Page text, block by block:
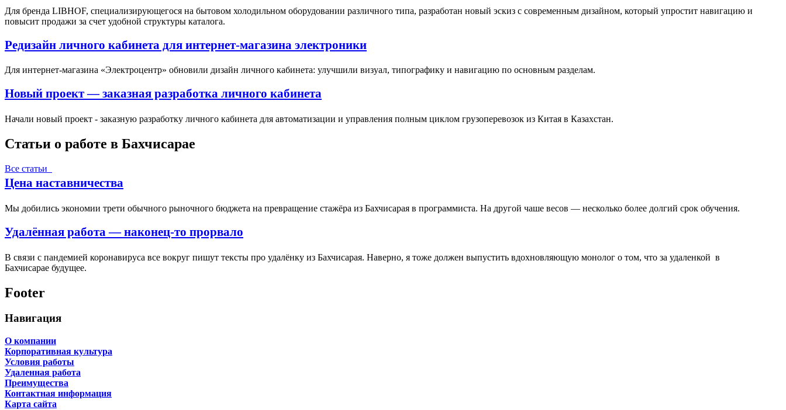
Для бренда LIBHOF, специализирующегося на бытовом холодильном оборудовании различного типа, разработан новый эскиз с современным дизайном, который упростит навигацию и
повысит продажи за счет удобной структуры каталога.
Редизайн личного кабинета для интернет-магазина электроники
Для интернет-магазина «Электроцентр» обновили дизайн личного кабинета: улучшили визуал, типографику и навигацию по основным разделам.
Новый проект — заказная разработка личного кабинета
Начали новый проект - заказную разработку личного кабинета для автоматизации и управления полным циклом грузоперевозок из Китая в Казахстан.
Статьи о работе в Бахчисарае
Все статьи
Цена наставничества
Мы добились экономии трети обычного рыночного бюджета на превращение стажёра из Бахчисарая в программиста. На другой чаше весов — несколько более долгий срок обучения.
Удалённая работа — наконец-то прорвало
В связи с пандемией коронавируса все вокруг пишут тексты про удалёнку из Бахчисарая. Наверно, я тоже должен выпустить вдохновляющую монолог о том, что за удаленкой в
Бахчисарае будущее.
Footer
Навигация
О компании
Корпоративная культура
Условия работы
Удаленная работа
Преимущества
Контактная информация
Карта сайта